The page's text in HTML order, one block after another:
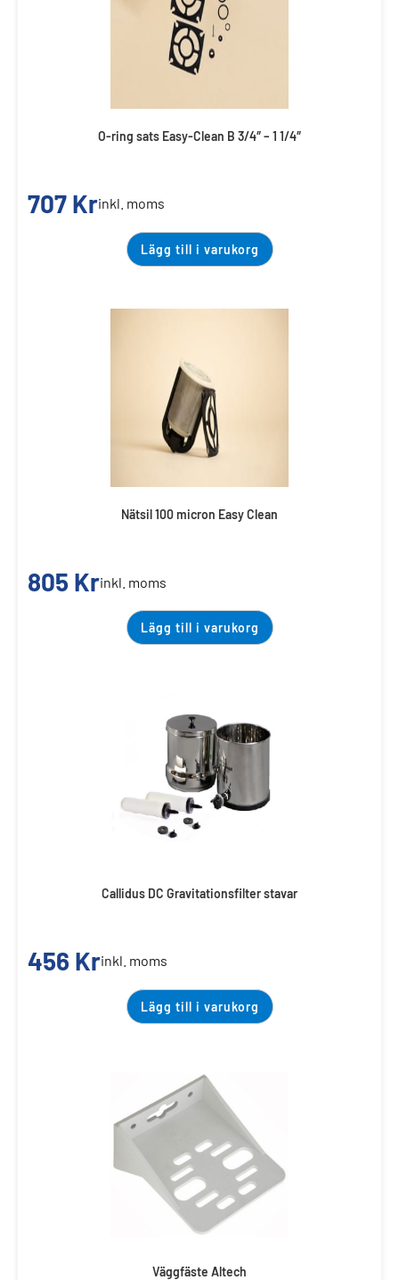
O-ring sats Easy-Clean B 3/4″ – 1 1/4″
707 Krinkl. moms
Lägg till i varukorg
Nätsil 100 micron Easy Clean
805 Krinkl. moms
Lägg till i varukorg
Callidus DC Gravitationsfilter stavar
456 Krinkl. moms
Lägg till i varukorg
Väggfäste Altech